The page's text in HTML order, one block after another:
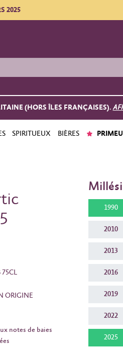
2025
(HORS ÎLES FRANÇAISES).
SPIRITUEUX BIÈRES
75CL
ORIGINE
notes de baies
1990
2010
2013
2016
2019
2022
2025